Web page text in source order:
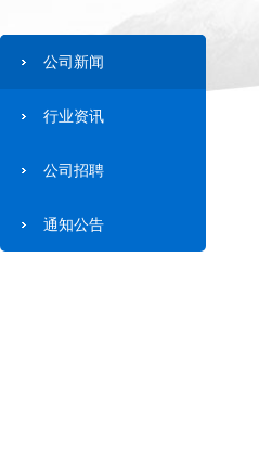
公司新闻
行业资讯
公司招聘
通知公告